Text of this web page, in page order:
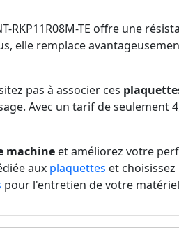
RKP11R08M-TE offre une
elle remplace
pas à associer ces
Avec un tarif de
machine et améliorez votre
aux plaquettes et
pour l'entretien de votre